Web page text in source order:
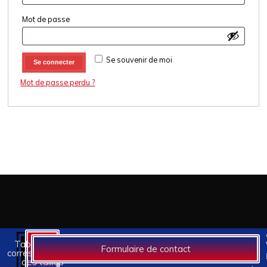
Mot de passe
Se souvenir de moi
Se connecter
Mot de passe perdu ?
Tableaux des
correspondances
des tailles
Formulaire de contact